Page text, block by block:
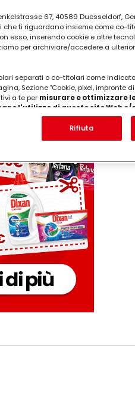
del freddo, le
che ti piace di più per
67, 40589 Duesseldorf,
che ti riguardano insieme come co-
esso, inserendo cookie e altre
per archiviare/accedere a
separati o co-titolari come
Sezione "Cookie, pixel, impronte
a te per misurare e ottimizzare
l'utilizzo di questo sito Web e/
Web e le tue interazioni commerciali
tracciare i tuoi acquisti dei nostri
e creare profili individuali su di
i dispositivi assegnati a te o alla tua
nella nostra Informativa sulla
e tecnologie simili"). Puoi
sul nostro sito web nella sezione
utilizzati su questo sito Web, in
su ciascun cookie disponibili
trattamento dei tuoi dati / sull'uso
tutto", acconsenti all'uso dei
su "Rifiuta", verranno utilizzati solo i
Rifiuta